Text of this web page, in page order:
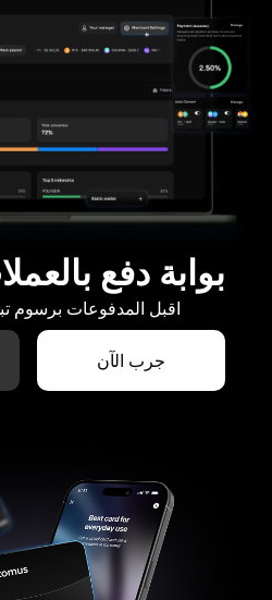
بوابة دفع
اقبل المدفوعات برسوم تبدأ من
جرب الآن